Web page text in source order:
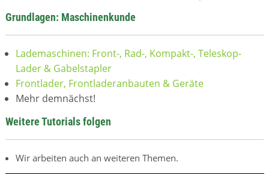
Grundlagen: Maschinenkunde
Lademaschinen: Front-, Rad-, Kompakt-, Teleskop-
Lader & Gabelstapler
Frontlader, Frontladeranbauten & Geräte
Mehr demnächst!
Weitere Tutorials folgen
Wir arbeiten auch an weiteren Themen.